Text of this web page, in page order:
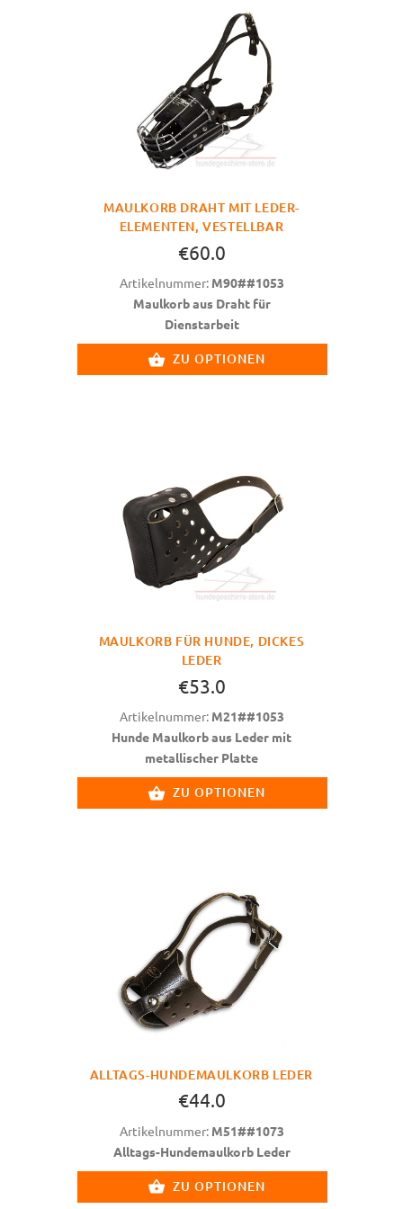
MAULKORB DRAHT MIT LEDER-
ELEMENTEN, VESTELLBAR
€60.0
Artikelnummer: M90##1053
Maulkorb aus Draht für
Dienstarbeit
ZU OPTIONEN
MAULKORB FÜR HUNDE, DICKES
LEDER
€53.0
Artikelnummer: M21##1053
Hunde Maulkorb aus Leder mit
metallischer Platte
ZU OPTIONEN
ALLTAGS-HUNDEMAULKORB LEDER
€44.0
Artikelnummer: M51##1073
Alltags-Hundemaulkorb Leder
ZU OPTIONEN